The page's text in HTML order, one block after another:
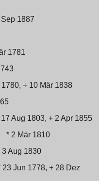
1887
1781
+ 10 Mär 1838
Aug 1803, + 2 Apr 1855
* 2 Mär 1810
3 Aug 1830
23 Jun 1778, + 28 Dez